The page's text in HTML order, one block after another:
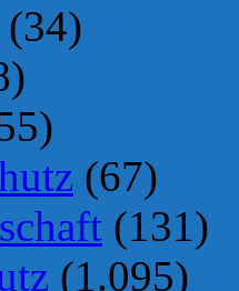
(34)
(67)
(131)
(1.095)